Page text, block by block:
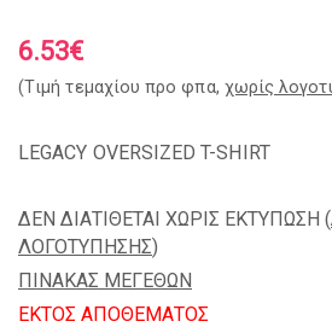
6.53€
(Tιμή τεμαχίου προ φπα, χωρίς
LEGACY OVERSIZED T-SHIRT
ΔΕΝ ΔΙΑΤΙΘΕΤΑΙ ΧΩΡΙΣ ΕΚΤΥΠΩΣΗ (
ΛΟΓΟΤΥΠΗΣΗΣ)
ΠΙΝΑΚΑΣ ΜΕΓΕΘΩΝ
EKTOΣ ΑΠΟΘΕΜΑΤΟΣ